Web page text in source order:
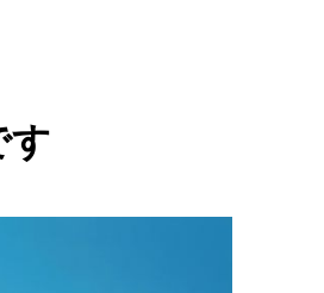
す